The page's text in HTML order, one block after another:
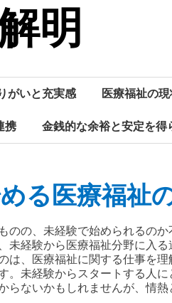
明
がいと充実感 医療福祉の
携 金銭的な余裕と安定を得
る医療福祉
のの、未経験で始められるのか
未経験から医療福祉分野に入る
は、医療福祉に関する仕事を理
。未経験からスタートする人に
らないかもしれませんが、情熱